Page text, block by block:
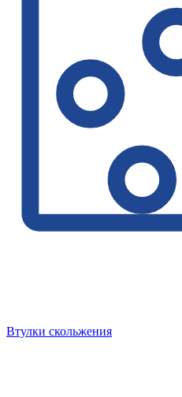
Втулки скольжения